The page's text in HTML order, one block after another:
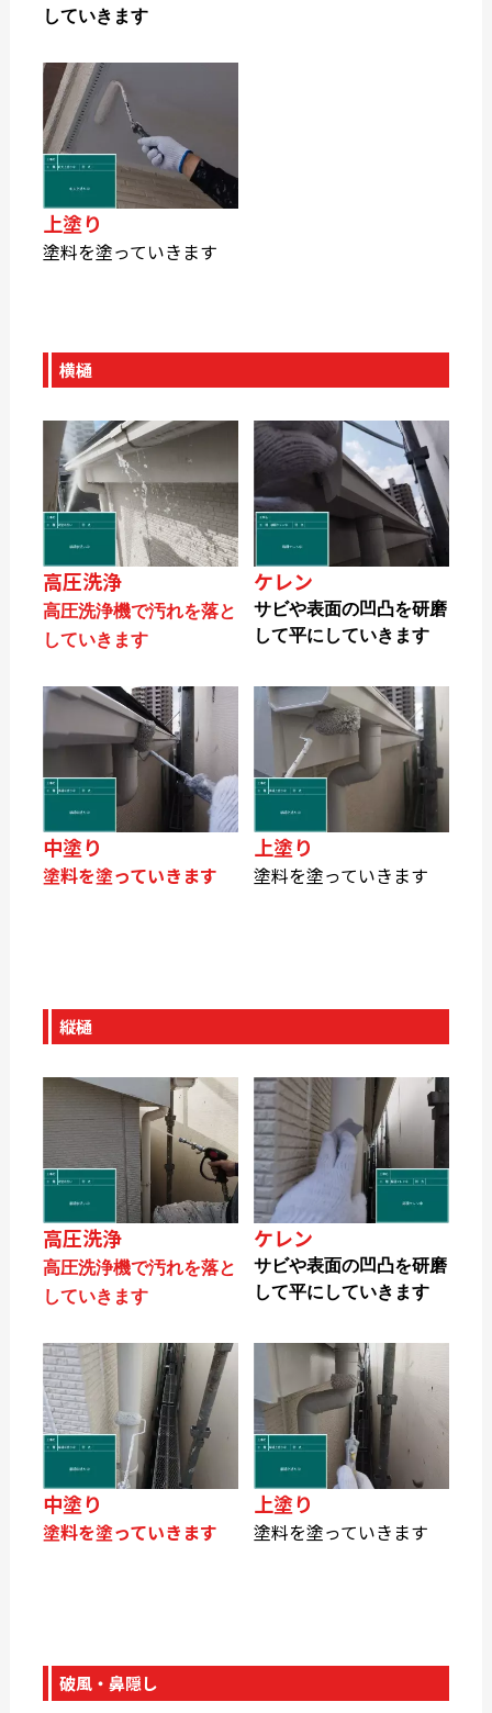
していきます
上塗り
塗料を塗っていきます
横樋
高圧洗浄
高圧洗浄機で汚れを落と
していきます
ケレン
サビや表面の凹凸を研磨
して平にしていきます
中塗り
塗料を塗っていきます
上塗り
塗料を塗っていきます
縦樋
高圧洗浄
高圧洗浄機で汚れを落と
していきます
ケレン
サビや表面の凹凸を研磨
して平にしていきます
中塗り
塗料を塗っていきます
上塗り
塗料を塗っていきます
破風・鼻隠し